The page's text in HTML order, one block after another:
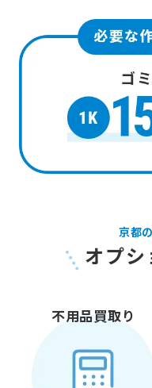
京都
オプ
不用品買取り